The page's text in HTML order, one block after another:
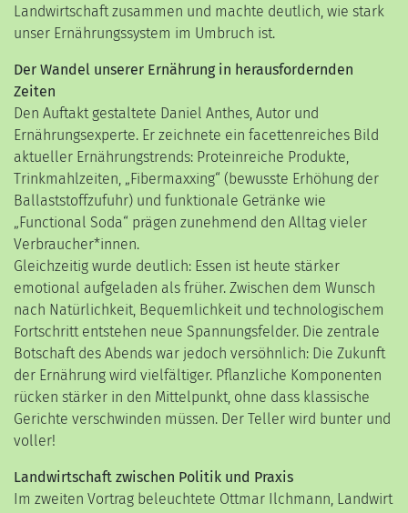
Landwirtschaft zusammen und machte deutlich, wie stark
unser Ernährungssystem im Umbruch ist.
Der Wandel unserer Ernährung in herausfordernden
Zeiten
Den Auftakt gestaltete Daniel Anthes, Autor und
Ernährungsexperte. Er zeichnete ein facettenreiches Bild
aktueller Ernährungstrends: Proteinreiche Produkte,
Trinkmahlzeiten, „Fibermaxxing“ (bewusste Erhöhung der
Ballaststoffzufuhr) und funktionale Getränke wie
„Functional Soda“ prägen zunehmend den Alltag vieler
Verbraucher*innen.
Gleichzeitig wurde deutlich: Essen ist heute stärker
emotional aufgeladen als früher. Zwischen dem Wunsch
nach Natürlichkeit, Bequemlichkeit und technologischem
Fortschritt entstehen neue Spannungsfelder. Die zentrale
Botschaft des Abends war jedoch versöhnlich: Die Zukunft
der Ernährung wird vielfältiger. Pflanzliche Komponenten
rücken stärker in den Mittelpunkt, ohne dass klassische
Gerichte verschwinden müssen. Der Teller wird bunter und
voller!
Landwirtschaft zwischen Politik und Praxis
Im zweiten Vortrag beleuchtete Ottmar Ilchmann, Landwirt